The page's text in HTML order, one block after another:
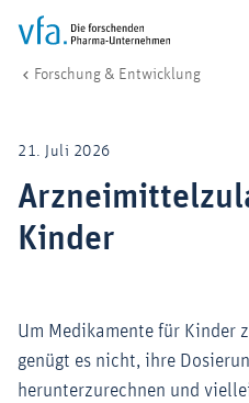
Forschung & Entwicklung
Gesundheit & Versorgung
Wirtschaft & Standort
Digitalisierung & KI
Mitglied werden!
Forschung & Entwicklung
21. Juli 2026
Kinder
Um Medikamente für Kinder
genügt es nicht, ihre
herunterzurechnen und